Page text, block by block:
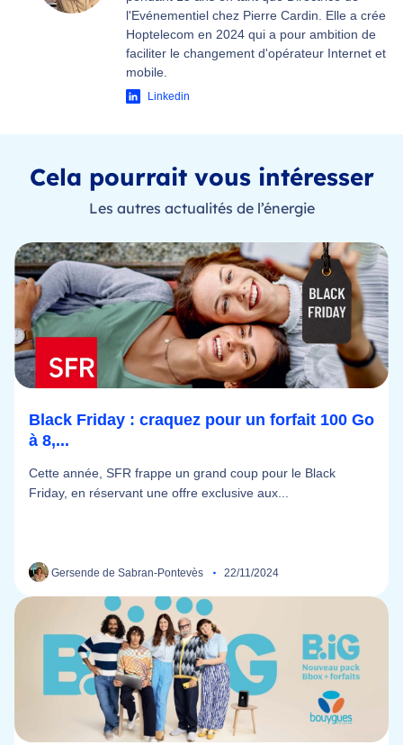
l'Evénementiel chez Pierre Cardin. Elle a crée
Hoptelecom en 2024 qui a pour ambition de
faciliter le changement d'opérateur Internet et
mobile.
Linkedin
Cela pourrait vous intéresser
Les autres actualités de l’énergie
Black Friday : craquez pour un forfait 100 Go
à 8,...
Cette année, SFR frappe un grand coup pour le Black
Friday, en réservant une offre exclusive aux...
Gersende de Sabran-Pontevès 22/11/2024